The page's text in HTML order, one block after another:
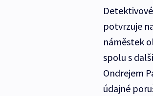
potvrzuje
náměstek
spolu s
Ondrejem
údajné